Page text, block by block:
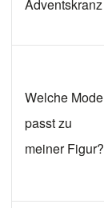
Adventskranz
Welche Mode
passt zu
meiner Figur?